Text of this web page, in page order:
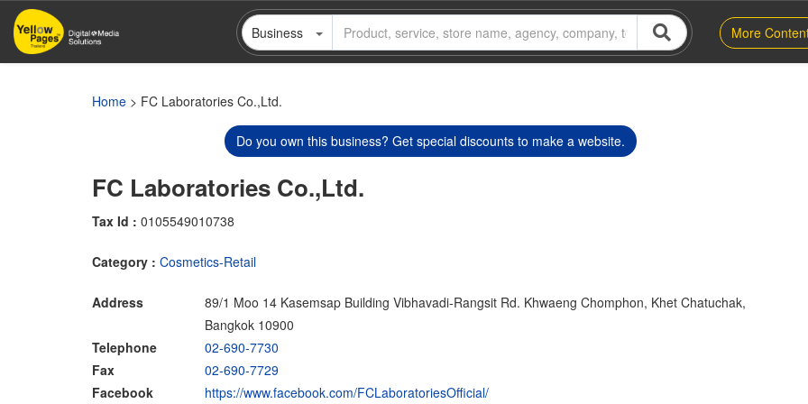
Skip
main
Business More
Home > FC Laboratories Co.,Ltd.
Do you own this business? Get special discounts to make a website.
FC Laboratories Co.,Ltd.
Tax Id : 0105549010738
Category : Cosmetics-Retail
Address
89/1 Moo 14 Kasemsap Building Vibhavadi-Rangsit Rd. Khwaeng Chomphon, Khet Chatuchak,
Bangkok 10900
Telephone
02-690-7730
Fax
02-690-7729
Facebook
https://www.facebook.com/FCLaboratoriesOfficial/